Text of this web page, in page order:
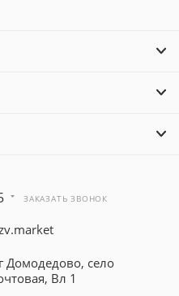
ЗАКАЗАТЬ ЗВОНОК
Домодедово, село
Вл 1